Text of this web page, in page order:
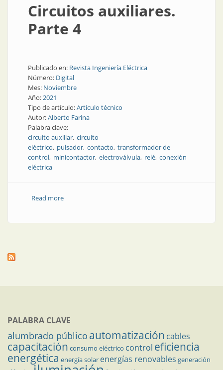
Circuitos auxiliares.
Parte 4
Publicado en: Revista Ingeniería Eléctrica
Número: Digital
Mes: Noviembre
Año:2021
Tipo de artículo:Artículo técnico
Autor:Alberto Farina
Palabra clave:
circuito auxiliar circuito
eléctrico pulsador contacto transformador de
control minicontactor electroválvula relé conexión
eléctrica
Read moreabout Circuitos auxiliares. Parte 4
PALABRA CLAVE
alumbrado público automatización cables
capacitación consumo eléctrico control eficiencia
energética energía solar energías renovables generación